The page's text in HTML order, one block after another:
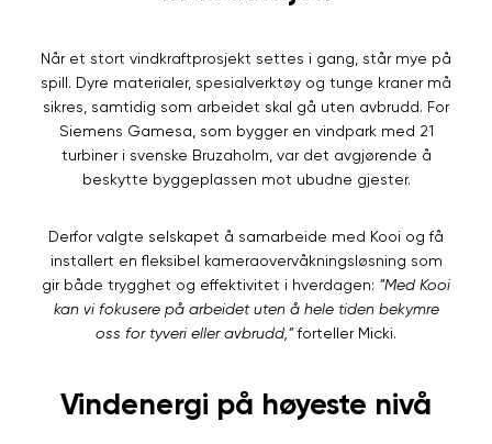
Når et stort vindkraftprosjekt settes i gang, står mye på
spill. Dyre materialer, spesialverktøy og tunge kraner må
sikres, samtidig som arbeidet skal gå uten avbrudd. For
Siemens Gamesa, som bygger en vindpark med 21
turbiner i svenske Bruzaholm, var det avgjørende å
beskytte byggeplassen mot ubudne gjester.
Derfor valgte selskapet å samarbeide med Kooi og få
installert en fleksibel kameraovervåkningsløsning som
gir både trygghet og effektivitet i hverdagen: ”Med Kooi
kan vi fokusere på arbeidet uten å hele tiden bekymre
oss for tyveri eller avbrudd,”forteller Micki.
Vindenergi på høyeste nivå